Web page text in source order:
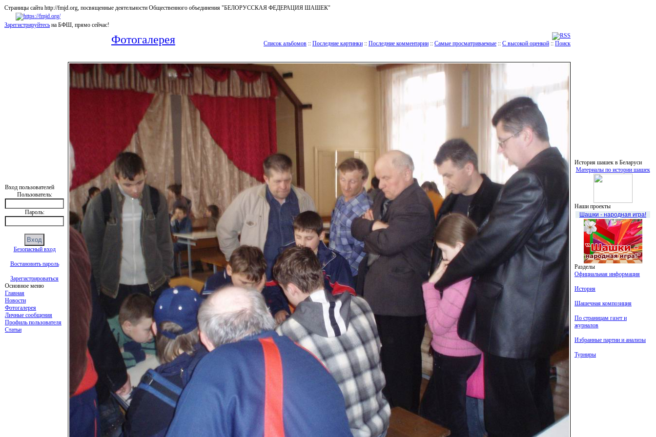
Страницы сайта http://fmjd.org, посвященные деятельности Общественного объединения "БЕЛОРУССКАЯ ФЕДЕРАЦИЯ ШАШЕК"
Зарегистрируйтесь на БФШ, прямо сейчас!
Вход пользователей
Пользователь:
Пароль:
Безопасный вход
Востановить пароль
Зарегистрироваться
Основное меню
Главная
Новости
Фотогалерея
Личные сообщения
Профиль пользователя
Статьи
Фотогалерея Список альбомов :: Последние картинки :: Последние комментарии :: Самые просматриваемые :: С высокой оценкой :: Поиск
История шашек в Беларуси
Материалы по истории шашек
Наши проекты
Шашки - народная игра!
Разделы
Официальная информация
История
Шашечная композиция
По страницам газет и
журналов
Избранные партии и анализы
Турниры